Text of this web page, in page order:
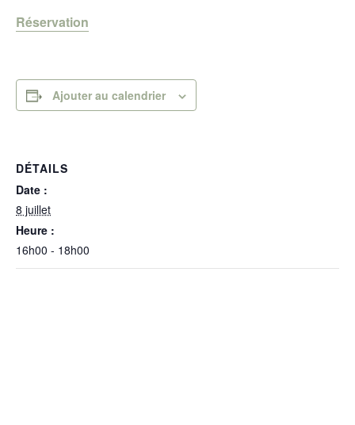
Réservation
Ajouter au calendrier
DÉTAILS
Date :
8 juillet
Heure :
16h00 - 18h00